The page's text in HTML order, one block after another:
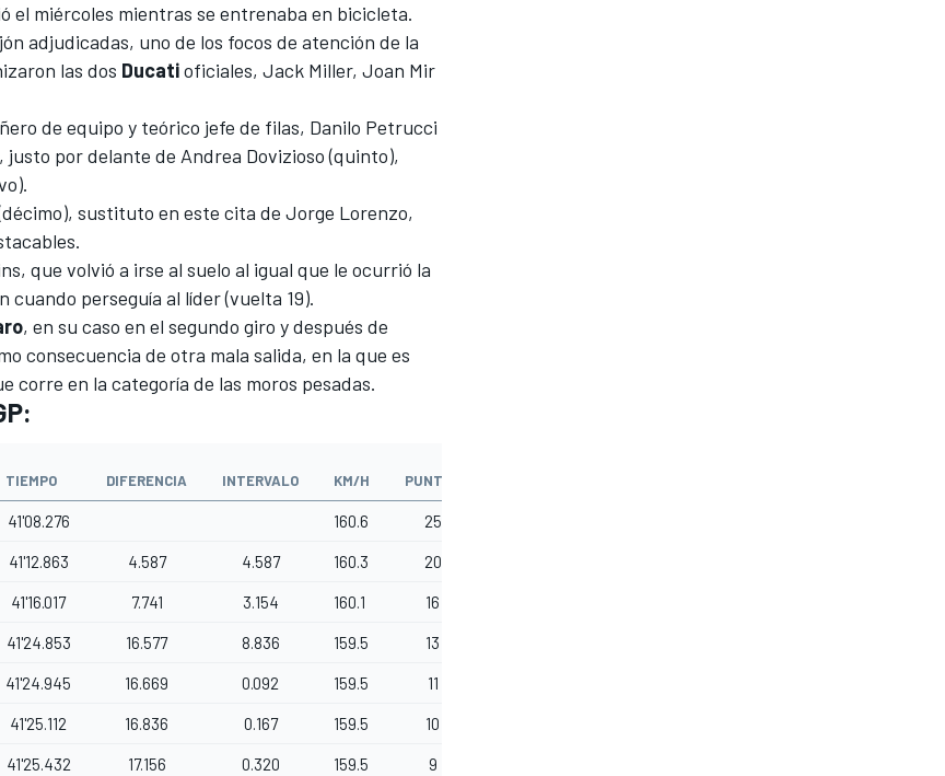
el miércoles mientras se entrenaba en bicicleta.
adjudicadas, uno de los focos de atención de la
las dos Ducatioficiales, Jack Miller, Joan Mir
de equipo y teórico jefe de filas, Danilo Petrucci
por delante de Andrea Dovizioso (quinto),
sustituto en este cita de Jorge Lorenzo,
que volvió a irse al suelo al igual que le ocurrió la
cuando perseguía al líder (vuelta 19).
, en su caso en el segundo giro y después de
consecuencia de otra mala salida, en la que es
corre en la categoría de las moros pesadas.
TIEMPO DIFERENCIA INTERVALO KM/H PUNTOS
41'08.276 160.6 25
41'12.863 4.587 4.587 160.3 20
41'16.017 7.741 3.154 160.1 16
41'24.853 16.577 8.836 159.5 13
41'24.945 16.669 0.092 159.5 11
41'25.112 16.836 0.167 159.5 10
41'25.432 17.156 0.320 159.5 9